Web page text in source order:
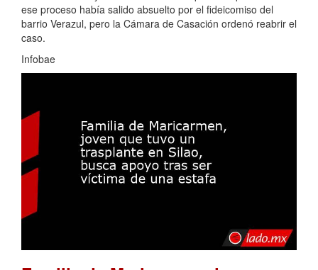
ese proceso había salido absuelto por el fideicomiso del
barrio Verazul, pero la Cámara de Casación ordenó reabrir el
caso.
Infobae